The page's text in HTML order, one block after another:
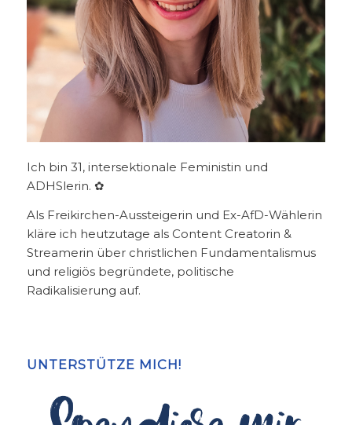
Ich bin 31, intersektionale Feministin und
ADHSlerin. ✿
Als Freikirchen-Aussteigerin und Ex-AfD-Wählerin
kläre ich heutzutage als Content Creatorin &
Streamerin über christlichen Fundamentalismus
und religiös begründete, politische
Radikalisierung auf.
UNTERSTÜTZE MICH!